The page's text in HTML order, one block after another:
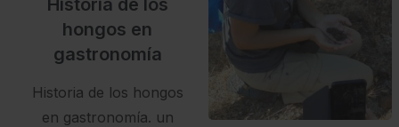
hongos en
gastronomía
Historia de los hongos
en gastronomía. un